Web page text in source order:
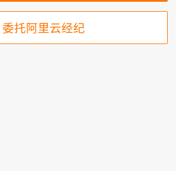
委托阿里云经纪